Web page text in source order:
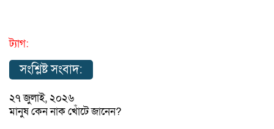
ট্যাগ:
সংশ্লিষ্ট সংবাদ:
২৭ জুলাই, ২০২৬
মানুষ কেন নাক খোঁটে জানেন?